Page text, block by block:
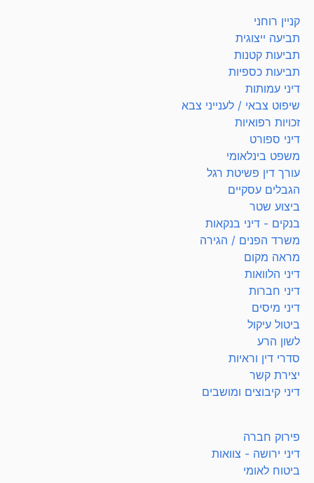
קניין רוחני
תביעה ייצוגית
תביעות קטנות
תביעות כספיות
דיני עמותות
שיפוט צבאי / לענייני צבא
זכויות רפואיות
דיני ספורט
משפט בינלאומי
עורך דין פשיטת רגל
הגבלים עסקיים
ביצוע שטר
בנקים - דיני בנקאות
משרד הפנים / הגירה
מראה מקום
דיני הלוואות
דיני חברות
דיני מיסים
ביטול עיקול
לשון הרע
סדרי דין וראיות
יצירת קשר
דיני קיבוצים ומושבים
פירוק חברה
דיני ירושה - צוואות
ביטוח לאומי